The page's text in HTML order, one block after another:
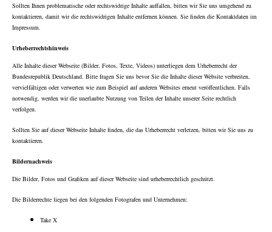
Sollten Ihnen problematische oder rechtswidrige Inhalte auffallen, bitten wir Sie uns umgehend zu
kontaktieren, damit wir die rechtswidrigen Inhalte entfernen können. Sie finden die Kontaktdaten im
Impressum.
Urheberrechtshinweis
Alle Inhalte dieser Webseite (Bilder, Fotos, Texte, Videos) unterliegen dem Urheberrecht der
Bundesrepublik Deutschland. Bitte fragen Sie uns bevor Sie die Inhalte dieser Website verbreiten,
vervielfältigen oder verwerten wie zum Beispiel auf anderen Websites erneut veröffentlichen. Falls
notwendig, werden wir die unerlaubte Nutzung von Teilen der Inhalte unserer Seite rechtlich
verfolgen.
Sollten Sie auf dieser Webseite Inhalte finden, die das Urheberrecht verletzen, bitten wir Sie uns zu
kontaktieren.
Bildernachweis
Die Bilder, Fotos und Grafiken auf dieser Webseite sind urheberrechtlich geschützt.
Die Bilderrechte liegen bei den folgenden Fotografen und Unternehmen:
Take X